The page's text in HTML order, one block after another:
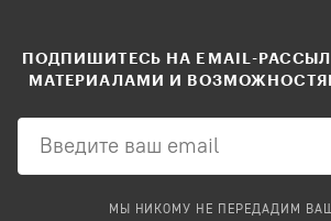
ПОДПИШИТЕСЬ НА EMAIL-
МАТЕРИАЛАМИ И
МЫ НИКОМУ НЕ ПЕРЕДАДИМ ВАШ